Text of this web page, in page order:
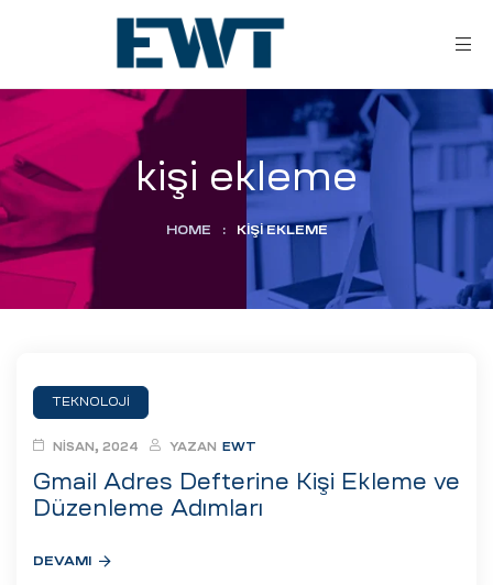
kişi ekleme
HOME : KIŞI EKLEME
TEKNOLOJI
Gmail Adres Defterine Kişi Ekleme ve
Düzenleme Adımları
NISAN, 2024 YAZAN EWT
DEVAMI